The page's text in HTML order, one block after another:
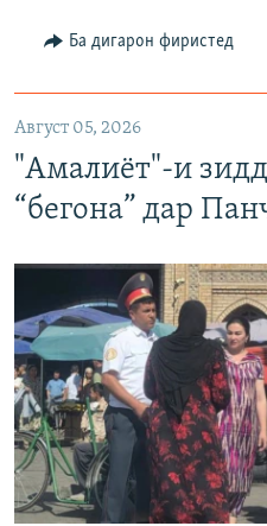
Ба дигарон фиристед
Август 05, 2026
"Амалиёт"-и
“бегона” дар